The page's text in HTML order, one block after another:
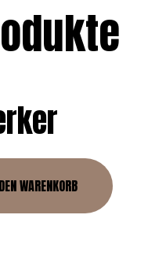
WARENKORB